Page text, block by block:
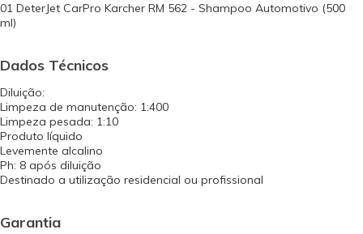
01 DeterJet CarPro Karcher RM 562 - Shampoo Automotivo (500
ml)
Dados Técnicos
Diluição:
Limpeza de manutenção: 1:400
Limpeza pesada: 1:10
Produto líquido
Levemente alcalino
Ph: 8 após diluição
Destinado a utilização residencial ou profissional
Garantia